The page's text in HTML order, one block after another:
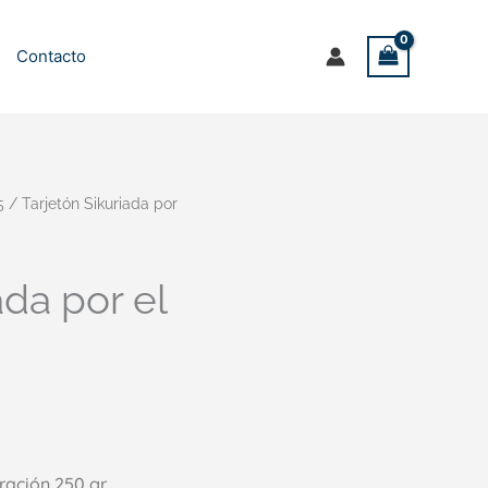
Contacto
/ Tarjetón Sikuriada por
por el
250 gr